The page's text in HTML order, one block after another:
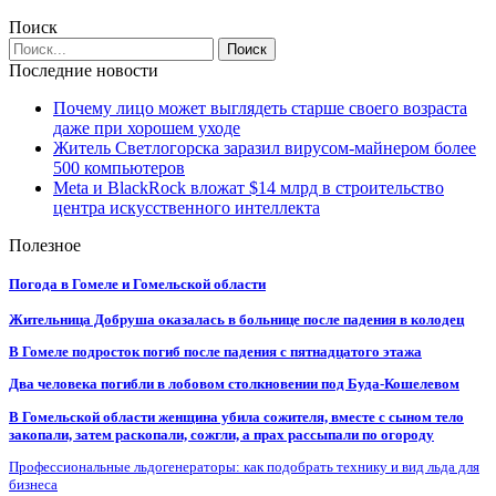
Поиск
Последние новости
Почему лицо может выглядеть старше своего возраста
даже при хорошем уходе
Житель Светлогорска заразил вирусом-майнером более
500 компьютеров
Meta и BlackRock вложат $14 млрд в строительство
центра искусственного интеллекта
Полезное
Погода в Гомеле и Гомельской области
Жительница Добруша оказалась в больнице после падения в колодец
В Гомеле подросток погиб после падения с пятнадцатого этажа
Два человека погибли в лобовом столкновении под Буда-Кошелевом
В Гомельской области женщина убила сожителя, вместе с сыном тело
закопали, затем раскопали, сожгли, а прах рассыпали по огороду
Профессиональные льдогенераторы: как подобрать технику и вид льда для
бизнеса